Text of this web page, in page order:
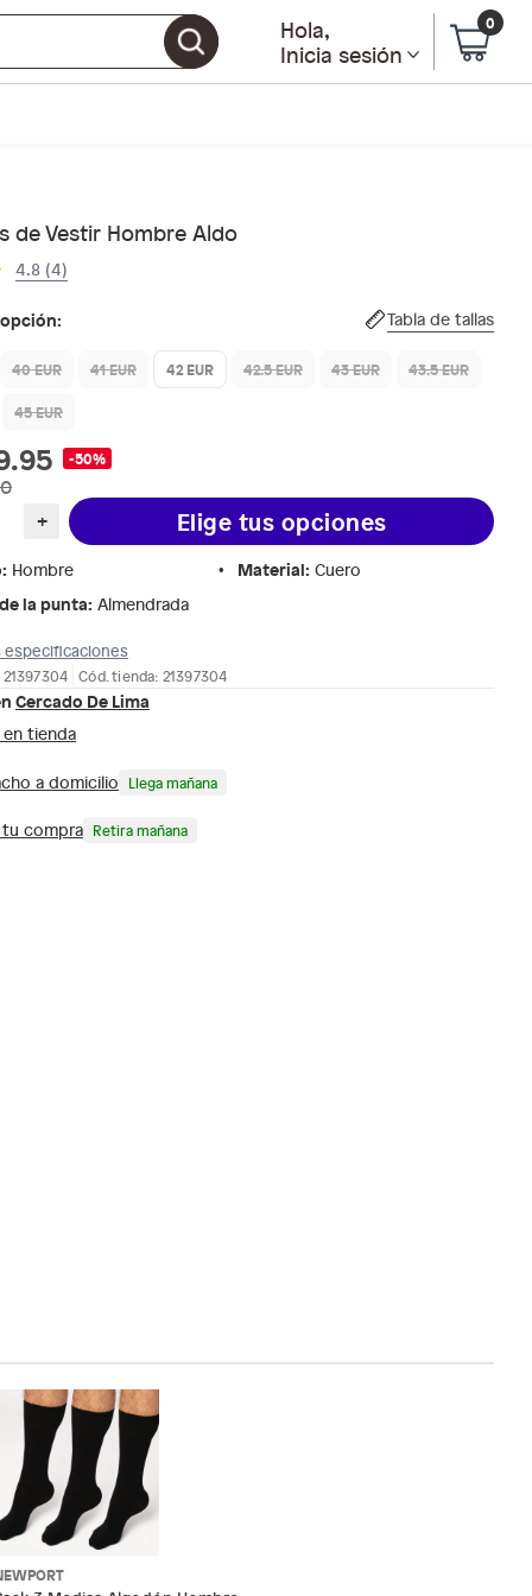
Hola,
Inicia sesión
0
de Vestir Hombre Aldo
4.8 (4)
Tabla de tallas
40 EUR 41 EUR 42 EUR 42.5 EUR 43 EUR
43.5 EUR
45 EUR
-50%
+
Elige tus opciones
: Hombre Material: Cuero
la punta: Almendrada
especificaciones
Cód. tienda: 21397304
Cercado De Lima
tienda
a domicilio Llega mañana
compra Retira mañana